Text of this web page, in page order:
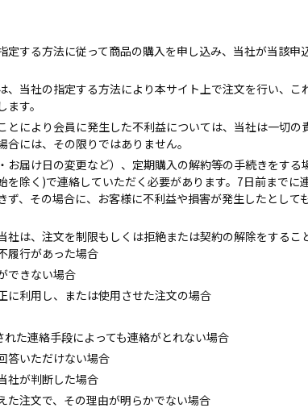
定する方法に従って商品の購入を申し込み、当社が当該
、当社の指定する方法により本サイト上で注文を行い、
す。
により会員に発生した不利益については、当社は一切の
には、その限りではありません。
届け日の変更など）、定期購入の解約等の手続きをす
除く)で連絡していただく必要があります。7日前までに
、その場合に、お客様に不利益や損害が発生したとして
は、注文を制限もしくは拒絶または契約の解除をするこ
履行があった場合
できない場合
に利用し、または使用させた注文の場合
た連絡手段によっても連絡がとれない場合
答いただけない場合
社が判断した場合
た注文で、その理由が明らかでない場合